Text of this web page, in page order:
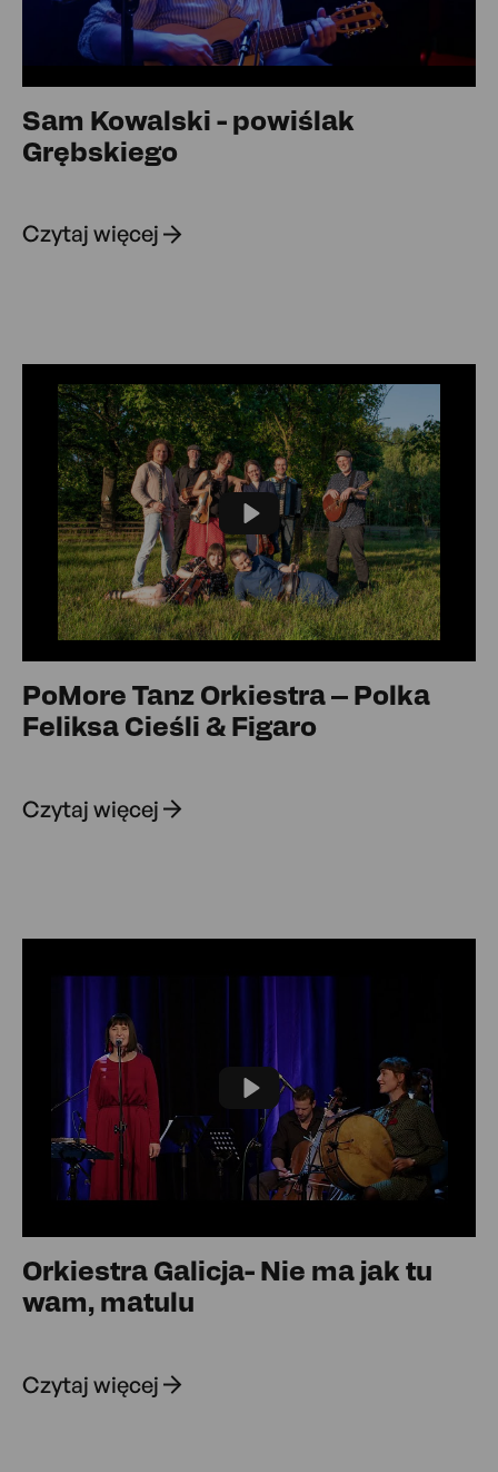
Sam Kowalski - powiślak
Grębskiego
Czytaj więcej
Play
PoMore Tanz Orkiestra – Polka
Feliksa Cieśli & Figaro
Czytaj więcej
Play
Orkiestra Galicja- Nie ma jak tu
wam, matulu
Czytaj więcej